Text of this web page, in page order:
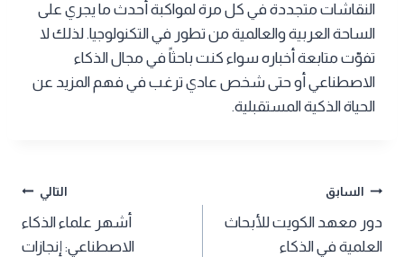
النقاشات متجددة في كل مرة لمواكبة أحدث ما يجري على
الساحة العربية والعالمية من تطور في التكنولوجيا. لذلك لا
تفوّت متابعة أخباره سواء كنت باحثاً في مجال الذكاء
الاصطناعي أو حتى شخص عادي ترغب في فهم المزيد عن
الحياة الذكية المستقبلية.
تصفّح
المقالات
السابق
دور معهد الكويت للأبحاث
العلمية في الذكاء
التالي
أشهر علماء الذكاء
الاصطناعي: إنجازات